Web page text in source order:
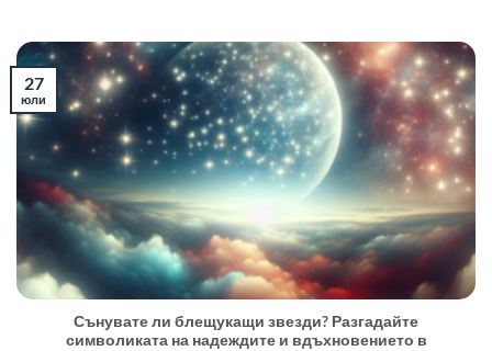
Сънувате ли блещукащи звезди? Разгадайте
символиката на надеждите и вдъхновението в
27
юли